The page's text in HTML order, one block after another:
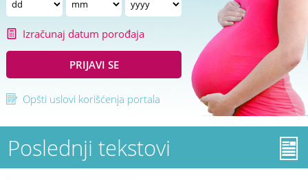
Izračunaj datum porođaja
PRIJAVI SE
Opšti uslovi korišćenja portala
Poslednji tekstovi